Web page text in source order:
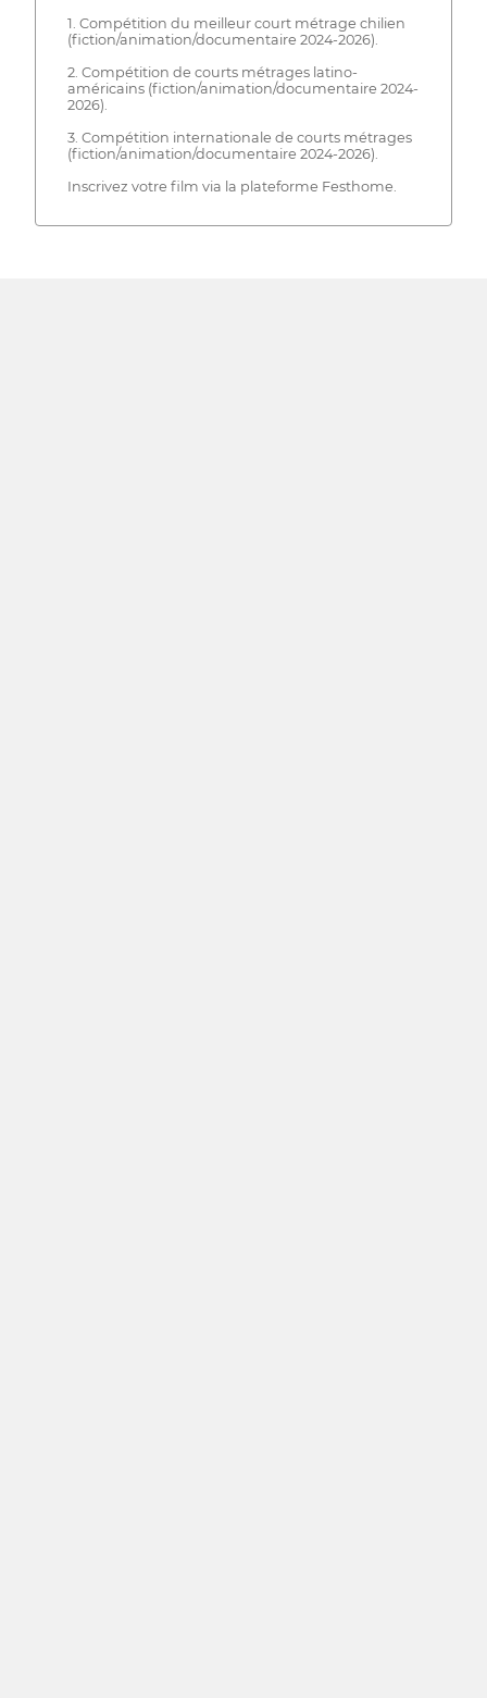
1. Compétition du meilleur court métrage chilien
(fiction/animation/documentaire 2024-2026).
2. Compétition de courts métrages latino-
américains (fiction/animation/documentaire 2024-
2026).
3. Compétition internationale de courts métrages
(fiction/animation/documentaire 2024-2026).
Inscrivez votre film via la plateforme Festhome.